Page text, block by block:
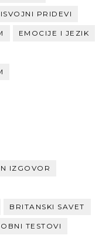
PRIDEVI
EMOCIJE I JEZIK
IZGOVOR
BRITANSKI SAVET
TESTOVI